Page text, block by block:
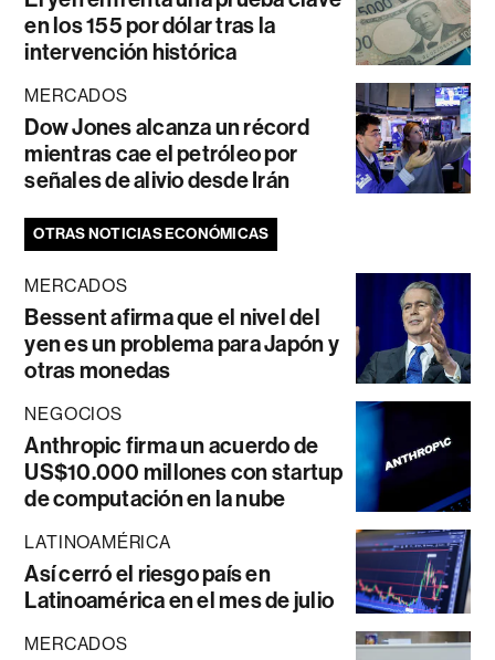
en los 155 por dólar tras la
intervención histórica
MERCADOS
Dow Jones alcanza un récord
mientras cae el petróleo por
señales de alivio desde Irán
OTRAS NOTICIAS ECONÓMICAS
MERCADOS
Bessent afirma que el nivel del
yen es un problema para Japón y
otras monedas
NEGOCIOS
Anthropic firma un acuerdo de
US$10.000 millones con startup
de computación en la nube
LATINOAMÉRICA
Así cerró el riesgo país en
Latinoamérica en el mes de julio
MERCADOS